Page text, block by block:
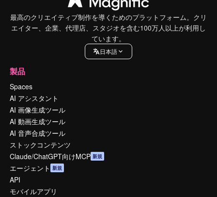
最高のクリエイティブ制作を導くためのプラットフォーム。クリ
エイター、企業、代理店、スタジオを含む100万人以上が利用し
ています。
日本語
製品
Spaces
AI アシスタント
AI 画像生成ツール
AI 動画生成ツール
AI 音声合成ツール
ストックコンテンツ
Claude/ChatGPT向けMCP 新規
エージェント 新規
API
モバイルアプリ